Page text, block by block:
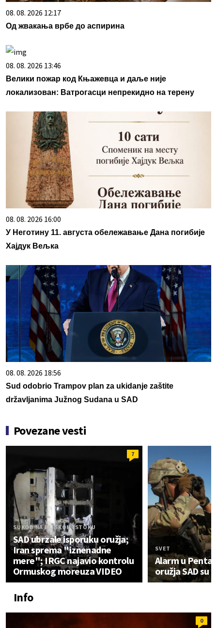
08. 08. 2026 12:17
Од жвакања врбе до аспирина
08. 08. 2026 13:46
Велики пожар код Књажевца и даље није
локализован: Ватрогасци непрекидно на терену
08. 08. 2026 16:00
У Неготину 11. августа обележавање Дана погибије
Хајдук Вељка
08. 08. 2026 18:56
Sud odobrio Trampov plan za ukidanje zaštite
državljanima Južnog Sudana u SAD
Povezane vesti
7
SUKOB NA BLISKOM ISTOKU
SAD ubrzale isporuku oružja;
Iran sprema "iznenadne
mere"; IRGC najavio kontrolu
Ormuskog moreuza VIDEO
SVET
Alarm u
oružja SAD su
Info
0